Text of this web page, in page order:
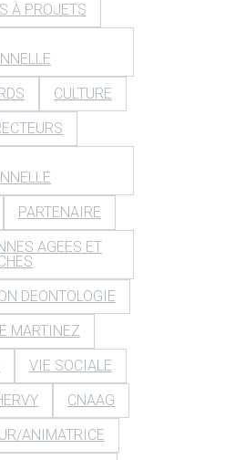
À PROJETS
CULTURE
PARTENAIRE
AGEES ET
DEONTOLOGIE
MARTINEZ
VIE SOCIALE
CNAAG
ANIMATRICE